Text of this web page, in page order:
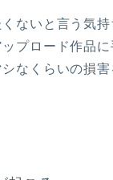
ないと言う気
プロード作品
なくらいの損害